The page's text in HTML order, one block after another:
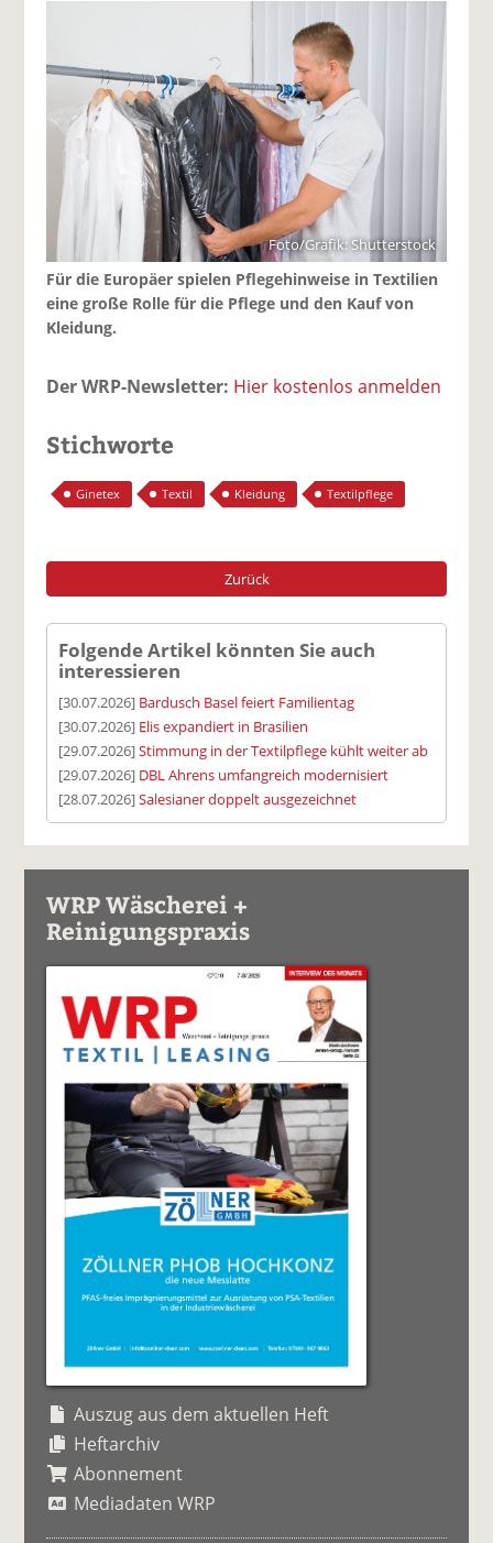
Foto/Grafik: Shutterstock
Für die Europäer spielen Pflegehinweise in Textilien
eine große Rolle für die Pflege und den Kauf von
Kleidung.
Der WRP-Newsletter: Hier kostenlos anmelden
Stichworte
Ginetex Textil Kleidung Textilpflege
Zurück
Folgende Artikel könnten Sie auch
interessieren
[30.07.2026] Bardusch Basel feiert Familientag
[30.07.2026] Elis expandiert in Brasilien
[29.07.2026]Stimmung in der Textilpflege kühlt weiter ab
[29.07.2026] DBL Ahrens umfangreich modernisiert
[28.07.2026]Salesianer doppelt ausgezeichnet
WRP Wäscherei +
Reinigungspraxis
Auszug aus dem aktuellen Heft
Heftarchiv
Abonnement
Mediadaten WRP